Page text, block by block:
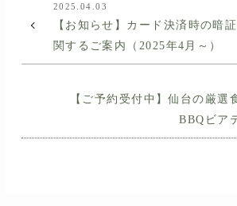
2025.04.03
【お知らせ】カード決済時の暗
関するご案内（2025年4月～）
【ご予約受付中】仙台の厳選
BBQビア